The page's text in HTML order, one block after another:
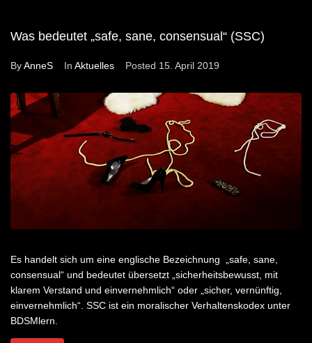
Was bedeutet „safe, sane, consensual“ (SSC)
ByAnneS In Aktuelles Posted 15. April 2019
Es handelt sich um eine englische Bezeichnung „safe, sane,
consensual“ und bedeutet übersetzt „sicherheitsbewusst, mit
klarem Verstand und einvernehmlich“ oder „sicher, vernünftig,
einvernehmlich“. SSC ist ein moralischer Verhaltenskodex unter
BDSMlern.